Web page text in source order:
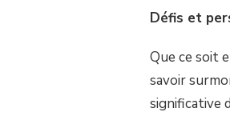
Défis et
Que ce soit
savoir
significative